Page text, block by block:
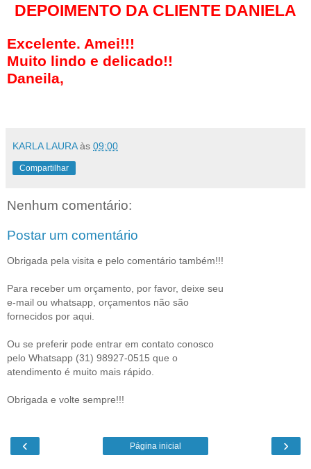
DEPOIMENTO DA CLIENTE DANIELA
Excelente. Amei!!!
Muito lindo e delicado!!
Daneila,
KARLA LAURA às 09:00
Compartilhar
Nenhum comentário:
Postar um comentário
Obrigada pela visita e pelo comentário também!!!
Para receber um orçamento, por favor, deixe seu
e-mail ou whatsapp, orçamentos não são
fornecidos por aqui.
Ou se preferir pode entrar em contato conosco
pelo Whatsapp (31) 98927-0515 que o
atendimento é muito mais rápido.
Obrigada e volte sempre!!!
‹ ›
Página inicial